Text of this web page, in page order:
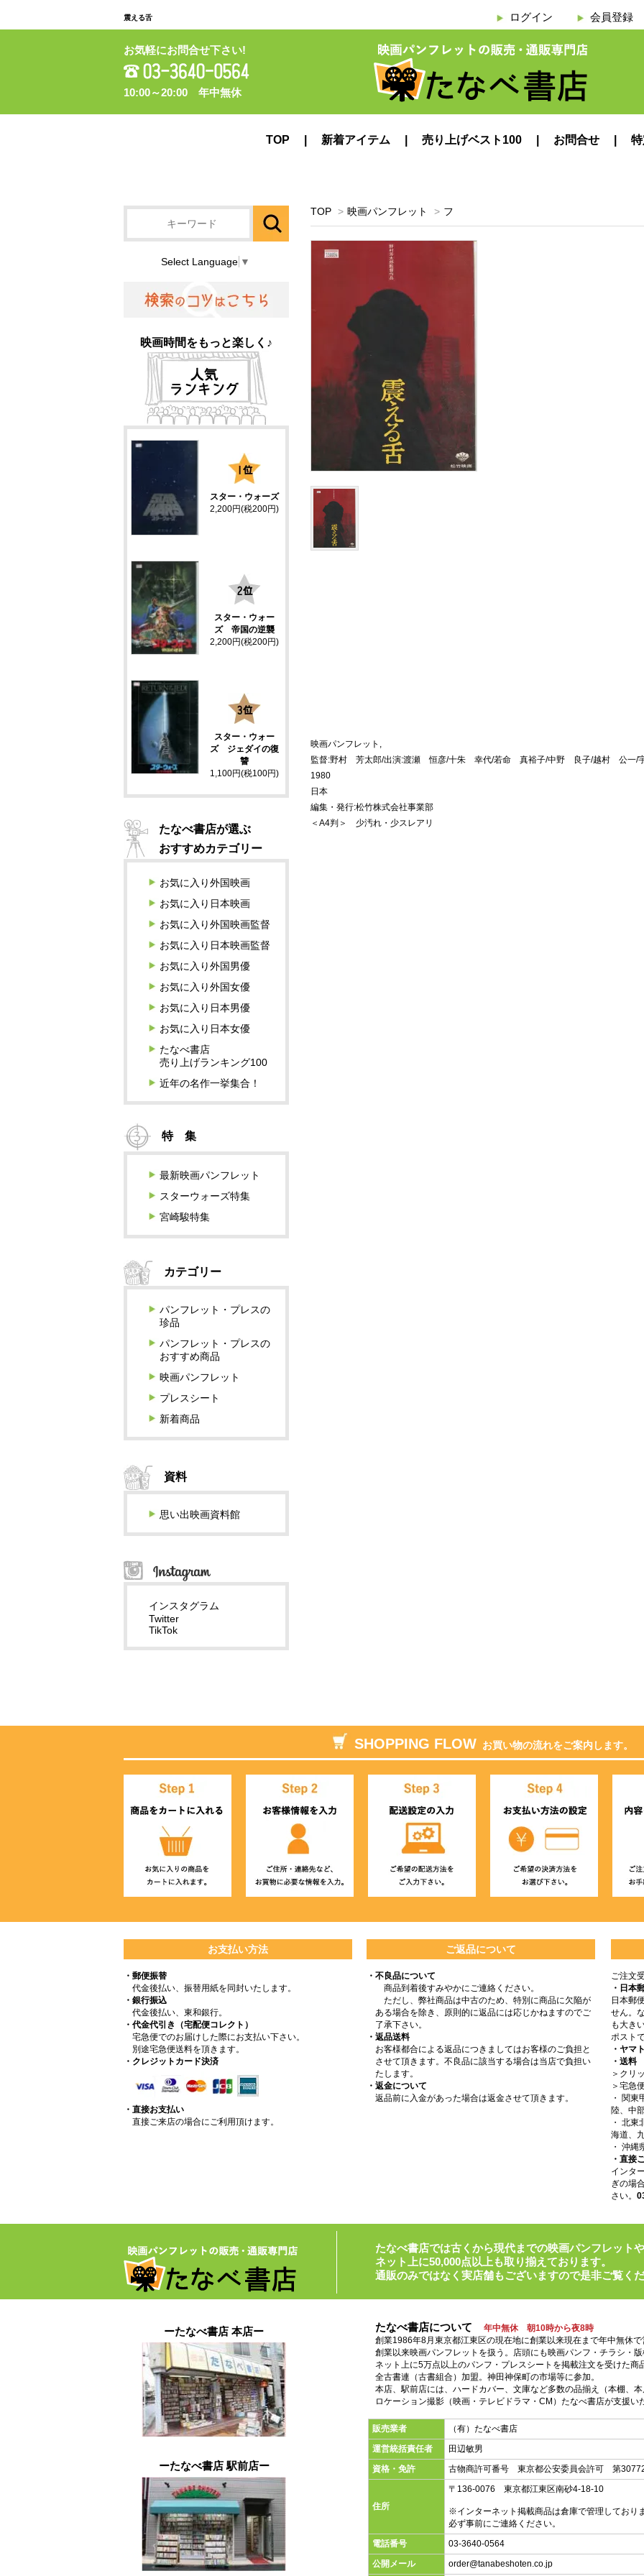
震える舌 ログイン 会員登録
お気軽にお問合せ下さい!
10:00～20:00 年中無休
TOP 新着アイテム 売り上げベスト100 お問合せ
TOP > 映画パンフレット > フ
映画パンフレット,
監督:野村 芳太郎/出演:渡瀬 恒彦/十朱 幸代/若命 真裕子/中野 良子/越村 公一
1980
日本
編集・発行:松竹株式会社事業部
＜A4判＞ 少汚れ・少スレアリ
Select Language ▼
映画時間をもっと楽しく♪
スター・ウォーズ
2,200円(税200円)
スター・ウォー
ズ 帝国の逆襲
2,200円(税200円)
スター・ウォー
ズ ジェダイの復
讐
1,100円(税100円)
たなべ書店が選ぶ
おすすめカテゴリー
お気に入り外国映画
お気に入り日本映画
お気に入り外国映画監督
お気に入り日本映画監督
お気に入り外国男優
お気に入り外国女優
お気に入り日本男優
お気に入り日本女優
たなべ書店
売り上げランキング100
近年の名作一挙集合！
特 集
最新映画パンフレット
スターウォーズ特集
宮崎駿特集
カテゴリー
パンフレット・プレスの
珍品
パンフレット・プレスの
おすすめ商品
映画パンフレット
プレスシート
新着商品
資料
思い出映画資料館
インスタグラム
Twitter
TikTok
SHOPPING FLOW お買い物の流れをご案内します。
お支払い方法
・郵便振替
代金後払い、振替用紙を同封いたします。
・銀行振込
代金後払い、東和銀行。
・代金代引き（宅配便コレクト）
宅急便でのお届けした際にお支払い下さい。
別途宅急便送料を頂きます。
・クレジットカード決済
・直接お支払い
直接ご来店の場合にご利用頂けます。
ご返品について
・不良品について
商品到着後すみやかにご連絡ください。
ただし、弊社商品は中古のため、特別に商品に欠陥が
ある場合を除き、原則的に返品には応じかねますのでご
了承下さい。
・返品送料
お客様都合による返品につきましてはお客様のご負担と
させて頂きます。不良品に該当する場合は当店で負担い
たします。
・返金について
返品前に入金があった場合は返金させて頂きます。
ご注文
・日本
日本郵
せん。
も大き
ポスト
・ヤマ
・送料
＞クリ
＞宅急
・ 関
陸、中
・ 北
海道、
・ 沖縄
・直接
インタ
ぎの場
さい。
たなべ書店では古くから現代までの映画パンフレット
ネット上に50,000点以上も取り揃えております。
通販のみではなく実店舗もございますので是非ご覧く
ーたなべ書店 本店ー
ーたなべ書店 駅前店ー
たなべ書店について
年中無休 朝10時から夜8時
創業1986年8月東京都江東区の現在地に創業以来現在まで年中無休
創業以来映画パンフレットを扱う。店頭にも映画パンフ・チラシ・
ネット上に5万点以上のパンフ・プレスシートを掲載注文を受けた商
全古書連（古書組合）加盟。神田神保町の市場等に参加。
本店、駅前店には、ハードカバー、文庫など多数の品揃え（本棚、
ロケーション撮影（映画・テレビドラマ・CM）たなべ書店が支援い
販売業者
（有）たなべ書店
運営統括責任者
田辺敏男
資格・免許
古物商許可番号 東京都公安委員会許可 第
住所
〒136-0076 東京都江東区南砂4-18-10
※インターネット掲載商品は倉庫で管理しており
必ず事前にご連絡ください。
電話番号
03-3640-0564
公開メール
order@tanabeshoten.co.jp